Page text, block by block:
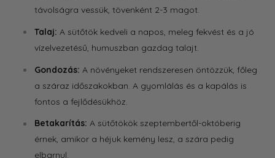
távolságra vessük, tövenként 2-3 magot.
Talaj: A sütőtök kedveli a napos, meleg fekvést és a jó
vízelvezetésű, humuszban gazdag talajt.
Gondozás: A növényeket rendszeresen öntözzük, főleg
a száraz időszakokban. A gyomlálás és a kapálás is
fontos a fejlődésükhöz.
Betakarítás: A sütőtökök szeptembertől-októberig
érnek, amikor a héjuk kemény lesz, a szára pedig
elbarnul.